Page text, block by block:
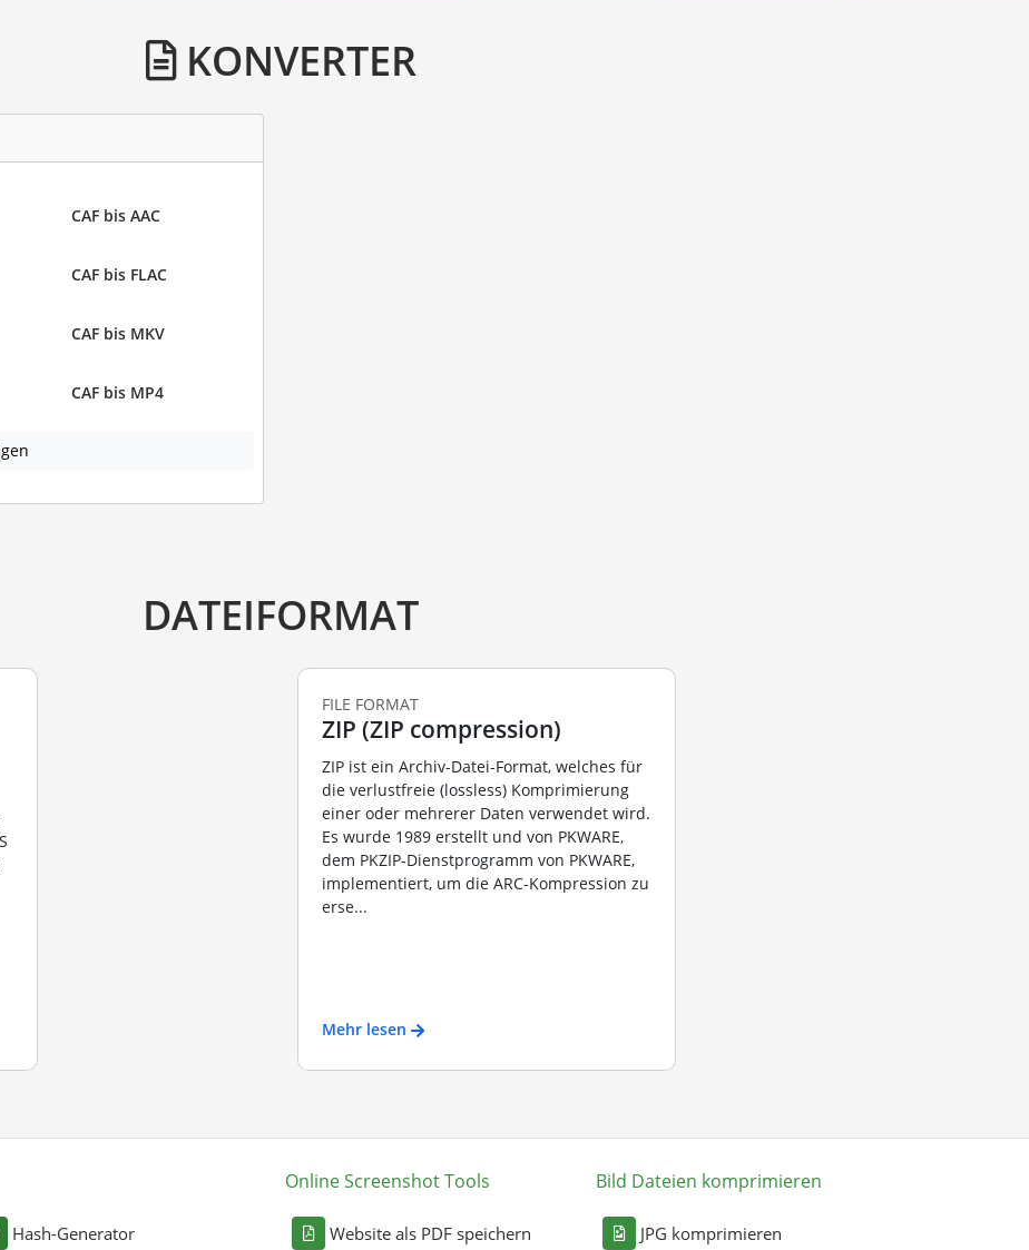
KONVERTER
CAF bis AAC
CAF bis FLAC
CAF bis MKV
CAF bis MP4
DATEIFORMAT
FILE FORMAT
ZIP (ZIP compression)
ZIP ist ein Archiv-Datei-Format, welches für
die verlustfreie (lossless) Komprimierung
einer oder mehrerer Daten verwendet wird.
Es wurde 1989 erstellt und von PKWARE,
dem PKZIP-Dienstprogramm von PKWARE,
implementiert, um die ARC-Kompression zu
erse...
Mehr lesen
Hash-Generator
Online Screenshot Tools
Website als PDF speichern
Bild Dateien komprimieren
JPG komprimieren